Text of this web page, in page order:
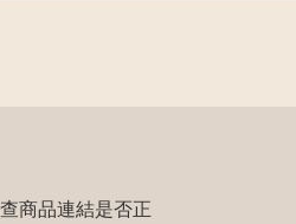
商品連結是否正